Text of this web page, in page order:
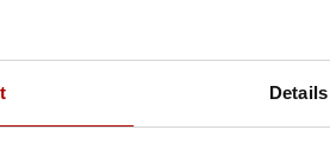
Details
FAQ